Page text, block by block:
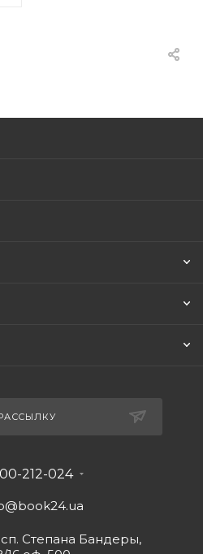
212-024
Степана Бандеры,